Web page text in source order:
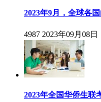
2023年9月，全球各
4987 2023年09月08日
2023年全国华侨生联